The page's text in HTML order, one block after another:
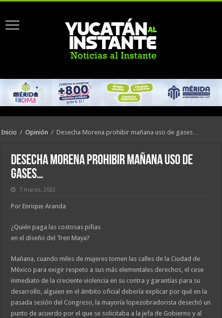
Inicio / Opinión / Desecha Morena prohibir mañana uso de gases…
Desecha Morena prohibir mañana uso de
gases…
7 marzo, 2022
Por Enrique Aranda
¿Quién paga las costosas pifias
en el diseño del Tren Maya?
Mañana, cuando miles de mujeres tomen las calles de la Ciudad de
México para exigir respeto a sus más elementales derechos, el cese
inmediato de la creciente violencia en su contra y garantías para su
desarrollo, alguien en el ámbito oficial debería explicar por qué en la
pasada sesión del Congreso, la mayoría lopezobradorista desechó un
punto de acuerdo por el que se solicitaba a la jefa de Gobierno y al